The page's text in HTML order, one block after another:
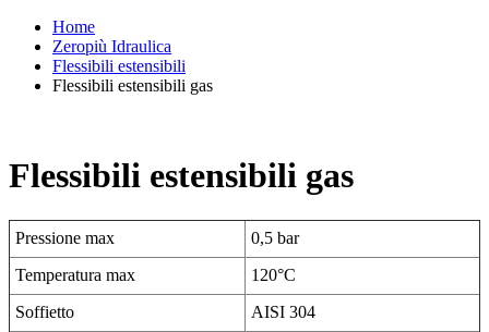
Home
Zeropiù Idraulica
Flessibili estensibili
Flessibili estensibili gas
Flessibili estensibili gas
Pressione max
0,5 bar
Temperatura max
120°C
Soffietto
AISI 304